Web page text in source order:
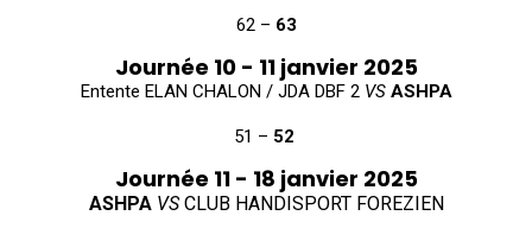
62 – 63
Journée 10 - 11 janvier 2025
Entente ELAN CHALON / JDA DBF 2 VS ASHPA
51 – 52
Journée 11 - 18 janvier 2025
ASHPA VSCLUB HANDISPORT FOREZIEN